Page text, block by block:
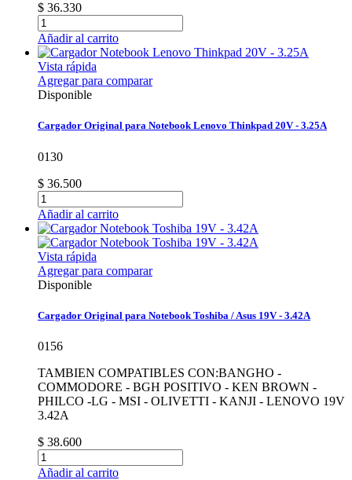
$ 36.330
Añadir al carrito
Vista rápida
Agregar para comparar
Disponible
Cargador Original para Notebook Lenovo Thinkpad 20V - 3.25A
0130
$ 36.500
Añadir al carrito
Vista rápida
Agregar para comparar
Disponible
Cargador Original para Notebook Toshiba / Asus 19V - 3.42A
0156
TAMBIEN COMPATIBLES CON:BANGHO -
COMMODORE - BGH POSITIVO - KEN BROWN -
PHILCO -LG - MSI - OLIVETTI - KANJI - LENOVO 19V
3.42A
$ 38.600
Añadir al carrito